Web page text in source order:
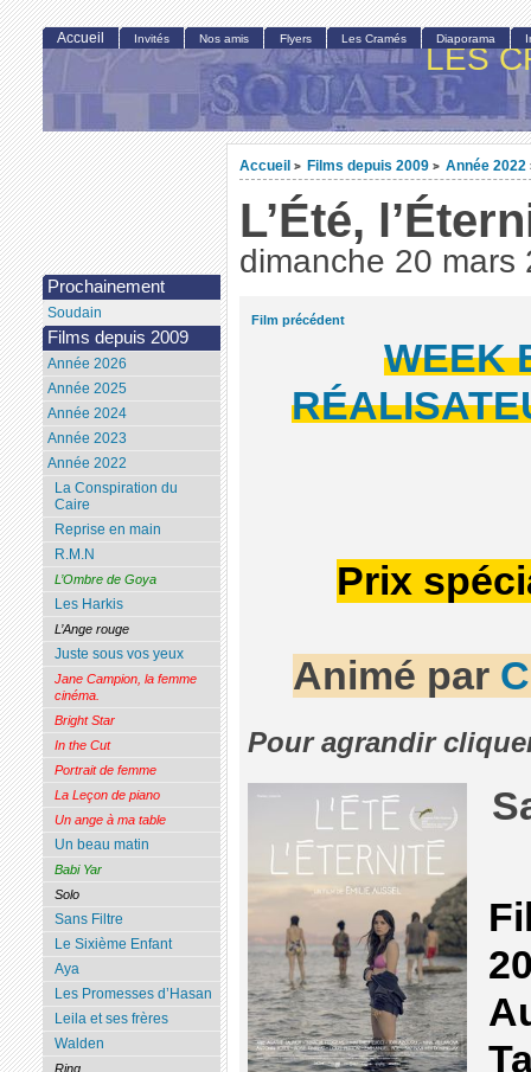
LES
Accueil > Films depuis 2009 > Année 2022
L’Été,
dimanche 20 mars
Film précédent
WEEK
Prix
Animé par
Pour agrandir
Accueil Invités Nos amis Flyers Les Cramés Diaporama
Prochainement
Soudain
Films depuis 2009
Année 2026
Année 2025
Année 2024
Année 2023
Année 2022
La Conspiration du
Caire
Reprise en main
R.M.N
L’Ombre de Goya
Les Harkis
L’Ange rouge
Juste sous vos yeux
Jane Campion, la femme
cinéma.
Bright Star
In the Cut
Portrait de femme
La Leçon de piano
Un ange à ma table
Un beau matin
Babi Yar
Solo
Sans Filtre
Le Sixième Enfant
Aya
Les Promesses d’Hasan
Leila et ses frères
Walden
Ring